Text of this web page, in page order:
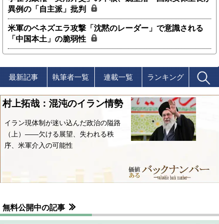
異例の「自主派」批判
米軍のベネズエラ攻撃「沈黙のレーダー」で意識される
「中国本土」の脆弱性
最新記事 執筆者一覧 連載一覧 ランキング
村上拓哉：混沌のイラン情勢
イラン現体制が迷い込んだ政治の隘路
（上）――欠ける展望、失われる秩
序、米軍介入の可能性
無料公開中の記事